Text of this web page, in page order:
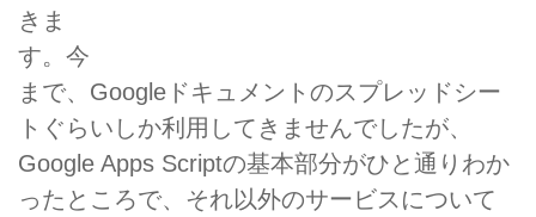
きま
す。今
まで、Googleドキュメントのスプレッドシー
トぐらいしか利用してきませんでしたが、
Google Apps Scriptの基本部分がひと通りわか
ったところで、それ以外のサービスについて